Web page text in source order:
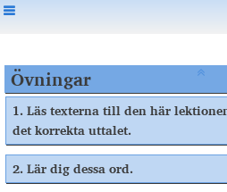
Övningar
1. Läs texterna till den här
det korrekta uttalet.
2. Lär dig dessa ord.